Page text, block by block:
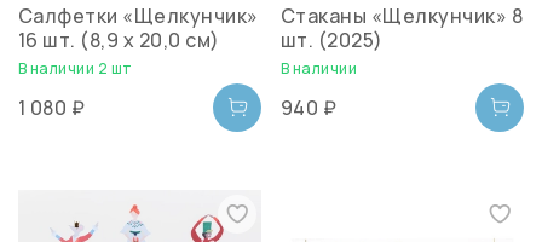
Салфетки «Щелкунчик»
16 шт. (8,9 х 20,0 см)
В наличии 2 шт
1 080 ₽
Стаканы «Щелкунчик» 8
шт. (2025)
В наличии
940 ₽